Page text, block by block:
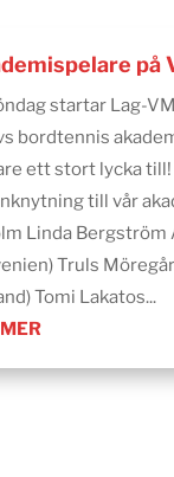
på
startar Lag-
bordtennis
ett stort lycka till!
till vår
Linda Bergström
Truls
Tomi Lakatos...